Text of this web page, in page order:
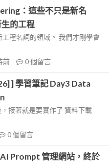
：這些不只是新名
的工程
程名詞的領域。 我們才剛學會
前 0個留言
] 學習筆記 Day3 Data
接著就是要實作了 資料下載
0個留言
AI Prompt 管理網站，終於